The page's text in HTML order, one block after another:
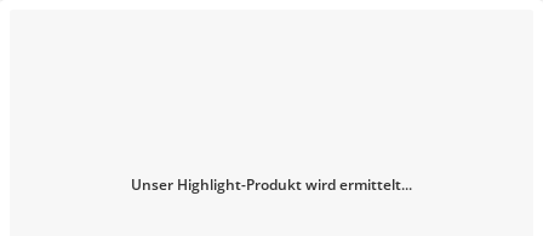
Unser Highlight-Produkt wird ermittelt...